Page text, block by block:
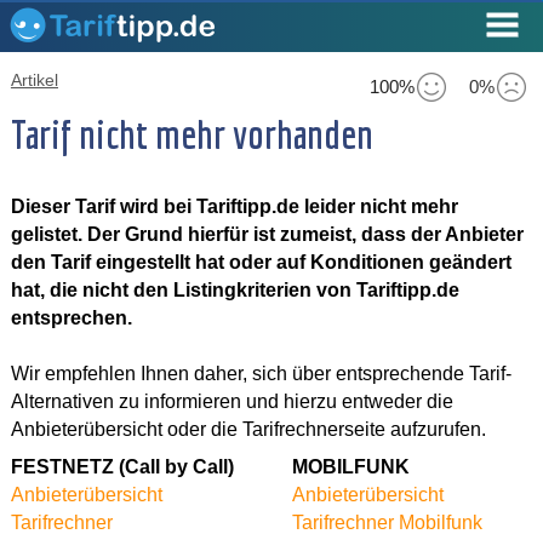
100% 0%
Artikel
Tarif nicht mehr vorhanden
Dieser Tarif wird bei Tariftipp.de leider nicht mehr
gelistet. Der Grund hierfür ist zumeist, dass der Anbieter
den Tarif eingestellt hat oder auf Konditionen geändert
hat, die nicht den Listingkriterien von Tariftipp.de
entsprechen.
Wir empfehlen Ihnen daher, sich über entsprechende Tarif-
Alternativen zu informieren und hierzu entweder die
Anbieterübersicht oder die Tarifrechnerseite aufzurufen.
FESTNETZ (Call by Call)
Anbieterübersicht
Tarifrechner
MOBILFUNK
Anbieterübersicht
Tarifrechner Mobilfunk